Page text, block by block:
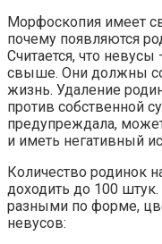
Морфоскопия имеет
почему появляются
Считается, что
свыше. Они должны
жизнь. Удаление
против собственной
предупреждала,
и иметь негативный
Количество родинок
доходить до 100
разными по форме,
невусов: